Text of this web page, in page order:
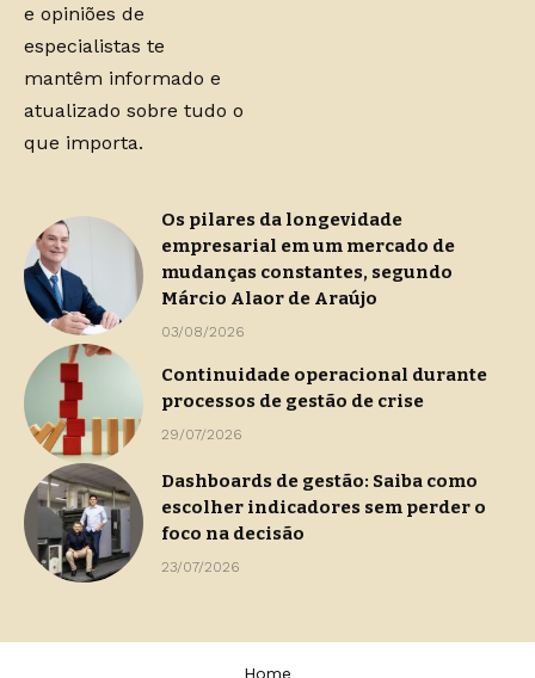
e opiniões de
especialistas te
mantêm informado e
atualizado sobre tudo o
que importa.
Os pilares da longevidade
empresarial em um mercado de
mudanças constantes, segundo
Márcio Alaor de Araújo
03/08/2026
Continuidade operacional durante
processos de gestão de crise
29/07/2026
Dashboards de gestão: Saiba como
escolher indicadores sem perder o
foco na decisão
23/07/2026
Home